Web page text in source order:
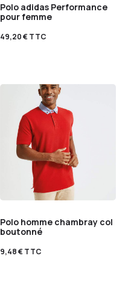
Polo adidas Performance
pour femme
49,20€TTC
Polo homme chambray col
boutonné
9,48€TTC